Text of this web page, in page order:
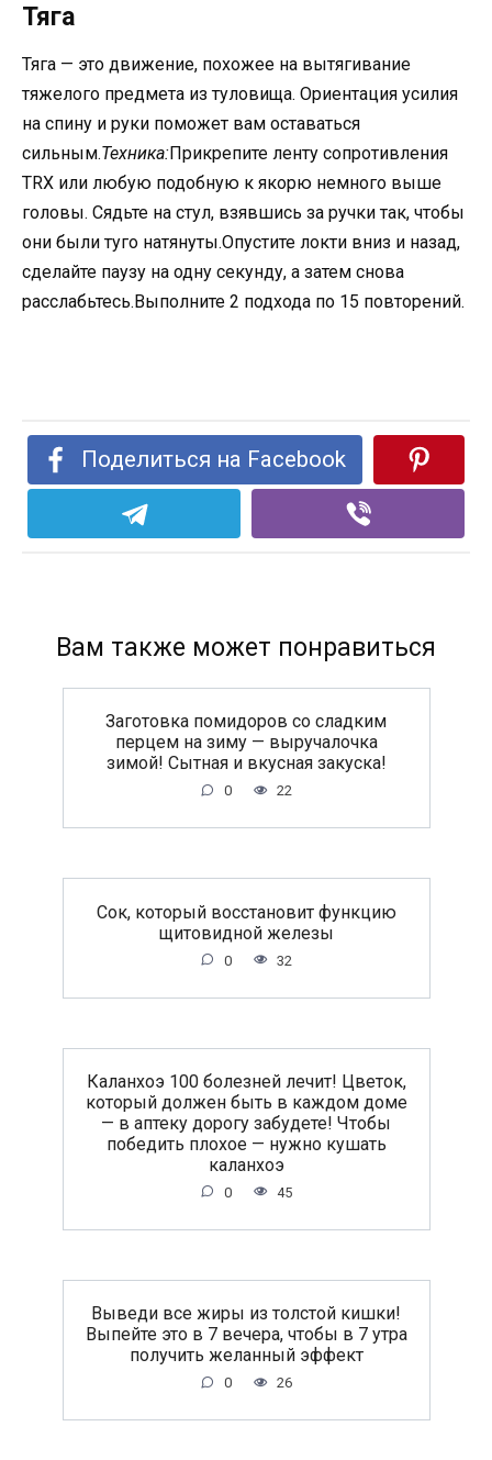
Тяга
Тяга — это движение, похожее на вытягивание
тяжелого предмета из туловища. Ориентация усилия
на спину и руки поможет вам оставаться
сильным.Техника:Прикрепите ленту сопротивления
TRX или любую подобную к якорю немного выше
головы. Сядьте на стул, взявшись за ручки так, чтобы
они были туго натянуты.Опустите локти вниз и назад,
сделайте паузу на одну секунду, а затем снова
расслабьтесь.Выполните 2 подхода по 15 повторений.
Поделиться на Facebook
Вам также может понравиться
Заготовка помидоров со сладким
перцем на зиму — выручалочка
зимой! Сытная и вкусная закуска!
0 22
Сок, который восстановит функцию
щитовидной железы
0 32
Каланхоэ 100 болезней лечит! Цветок,
который должен быть в каждом доме
— в аптеку дорогу забудете! Чтобы
победить плохое — нужно кушать
каланхоэ
0 45
Выведи все жиры из толстой кишки!
Выпейте это в 7 вечера, чтобы в 7 утра
получить желанный эффект
0 26